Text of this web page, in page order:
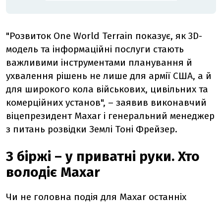
"Розвиток One World Terrain показує, як 3D-
модель та інформаційні послуги стають
важливими інструментами планування й
ухвалення рішень не лише для армії США, а й
для широкого кола військових, цивільних та
комерційних установ", – заявив виконавчий
віцепрезидент Maxar і генеральний менеджер
з питань розвідки Землі Тоні Фрейзер.
З біржі – у приватні руки. Хто
володіє Maxar
Чи не головна подія для Maxar останніх